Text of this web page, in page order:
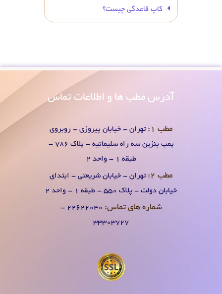
کاپ قاعدگی چیست؟
آدرس مطب ها و اطلاعات تماس
مطب 1:
تهران - خیابان پیروزی - روبروی
پمپ بنزین سه راه سلیمانیه - پلاک 786 -
طبقه 1 - واحد 2
مطب 2:
تهران - خیابان شریعتی - ابتدای
خیابان دولت - پلاک 550 - طبقه 1 - واحد 2
شماره های تماس:
۲۲۶۲۲۰۴0 -
۳۳۳۰۳۷۲۷